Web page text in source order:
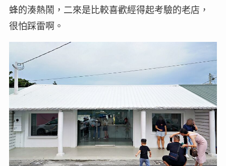
蜂的湊熱鬧，二來是比較喜歡經得起考驗的老店，
很怕踩雷啊。